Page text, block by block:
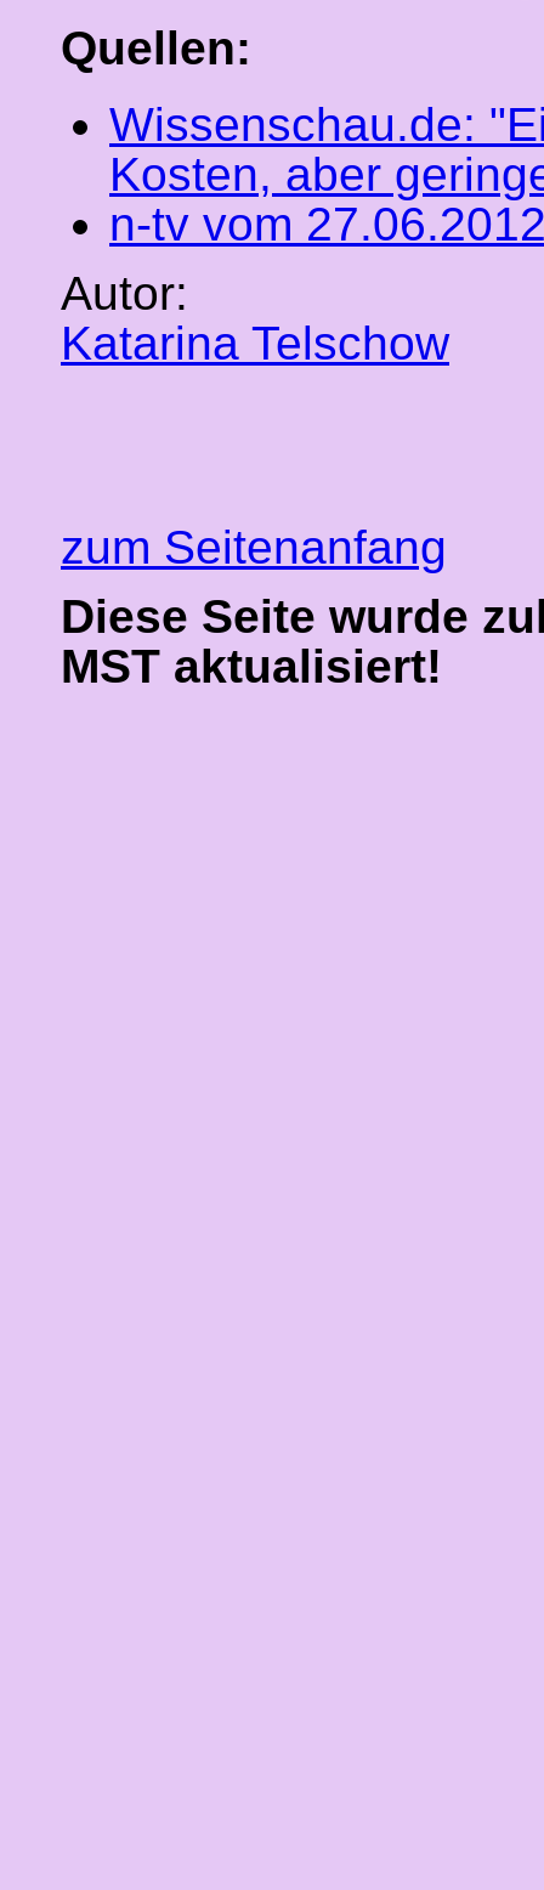
Quellen:
Wissenschau.de:
Kosten, aber
n-tv vom
Autor:
Katarina Telschow
zum Seitenanfang
Diese Seite wurde
MST aktualisiert!